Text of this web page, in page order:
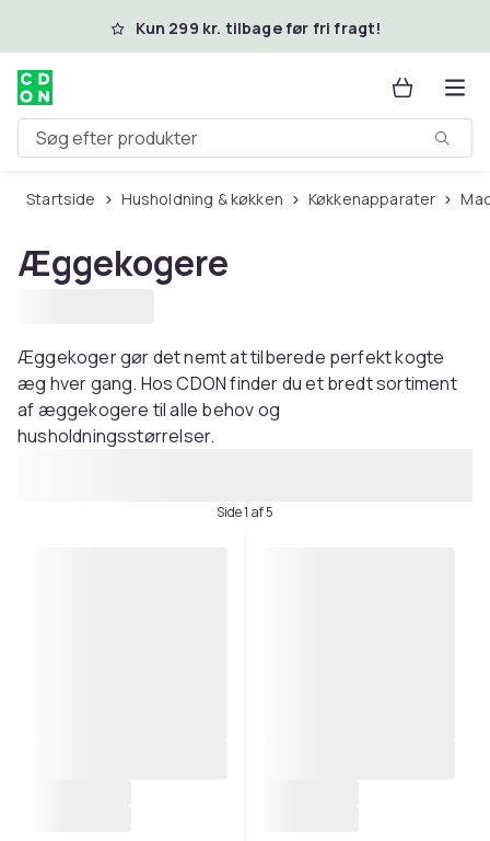
Spring til hovedindhold
Kun 299 kr. tilbage før fri fragt!
Søg efter produkter
Startside Husholdning & køkken Køkkenapparater
Æggekogere
Æggekoger gør det nemt at tilberede perfekt kogte
æg hver gang. Hos CDON finder du et bredt sortiment
af æggekogere til alle behov og
husholdningsstørrelser.
Side 1 af 5